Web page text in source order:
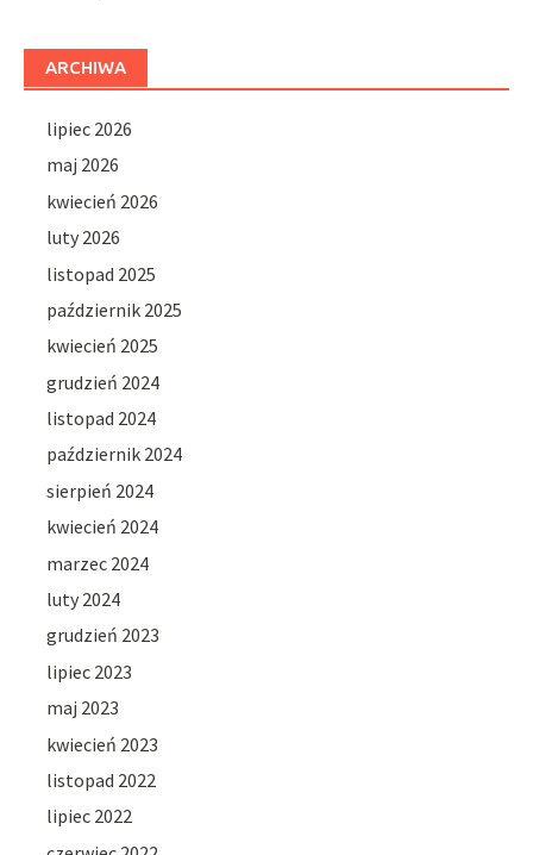
ARCHIWA
lipiec 2026
maj 2026
kwiecień 2026
luty 2026
listopad 2025
październik 2025
kwiecień 2025
grudzień 2024
listopad 2024
październik 2024
sierpień 2024
kwiecień 2024
marzec 2024
luty 2024
grudzień 2023
lipiec 2023
maj 2023
kwiecień 2023
listopad 2022
lipiec 2022